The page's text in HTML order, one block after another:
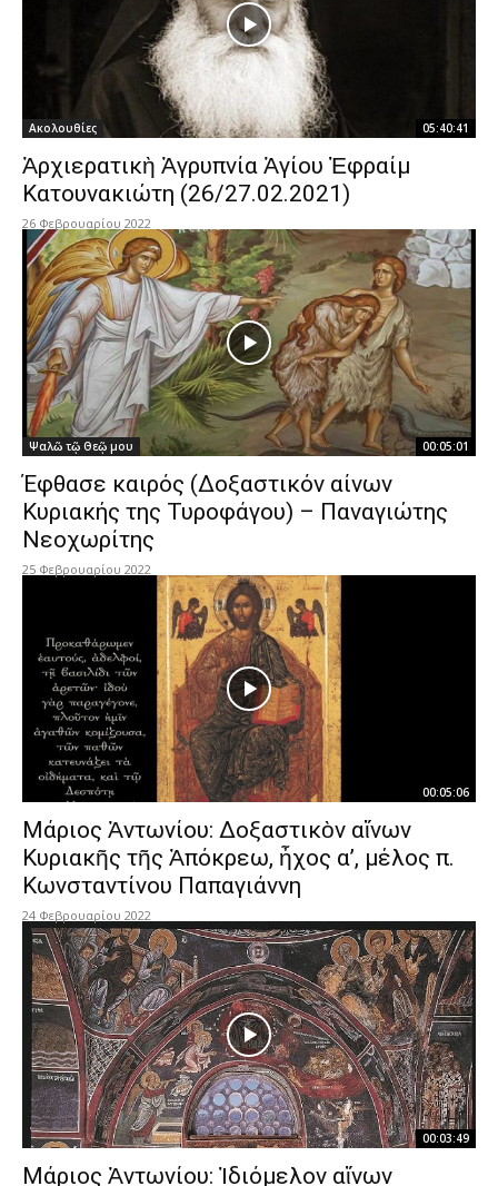
Ακολουθίες 05:40:41
Ἀρχιερατικὴ Ἀγρυπνία Ἁγίου Ἐφραίμ
Κατουνακιώτη (26/27.02.2021)
26 Φεβρουαρίου 2022
Ψαλῶ τῷ Θεῷ μου 00:05:01
Έφθασε καιρός (Δοξαστικόν αίνων
Κυριακής της Τυροφάγου) – Παναγιώτης
Νεοχωρίτης
25 Φεβρουαρίου 2022
00:05:06
Μάριος Ἀντωνίου: Δοξαστικὸν αἴνων
Κυριακῆς τῆς Ἀπόκρεω, ἦχος α’, μέλος π.
Κωνσταντίνου Παπαγιάννη
24 Φεβρουαρίου 2022
00:03:49
Μάριος Ἀντωνίου: Ἰδιόμελον αἴνων